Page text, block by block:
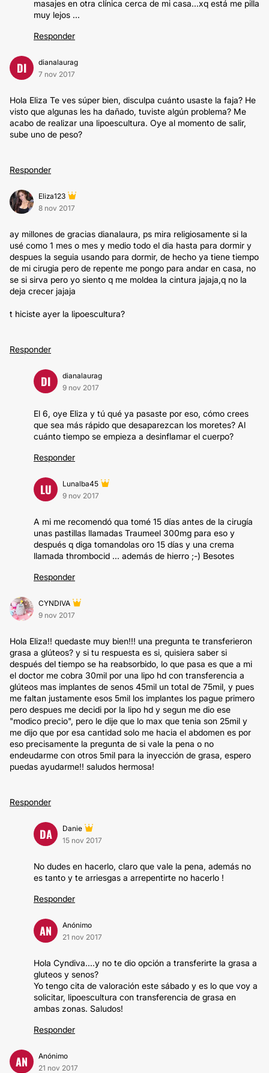
masajes en otra clínica cerca de mi casa...xq está me pilla
muy lejos ...
Responder
DI
dianalaurag
7 nov 2017
Hola Eliza Te ves súper bien, disculpa cuánto usaste la faja? He
visto que algunas les ha dañado, tuviste algún problema? Me
acabo de realizar una lipoescultura. Oye al momento de salir,
sube uno de peso?
Responder
Eliza123
8 nov 2017
ay millones de gracias dianalaura, ps mira religiosamente si la
usé como 1 mes o mes y medio todo el dia hasta para dormir y
despues la seguia usando para dormir, de hecho ya tiene tiempo
de mi cirugia pero de repente me pongo para andar en casa, no
se si sirva pero yo siento q me moldea la cintura jajaja,q no la
deja crecer jajaja
t hiciste ayer la lipoescultura?
Responder
DI
dianalaurag
9 nov 2017
El 6, oye Eliza y tú qué ya pasaste por eso, cómo crees
que sea más rápido que desaparezcan los moretes? Al
cuánto tiempo se empieza a desinflamar el cuerpo?
Responder
LU
Lunalba45
9 nov 2017
A mi me recomendó qua tomé 15 días antes de la cirugía
unas pastillas llamadas Traumeel 300mg para eso y
después q diga tomandolas oro 15 días y una crema
llamada thrombocid ... además de hierro ;-) Besotes
Responder
CYNDIVA
9 nov 2017
Hola Eliza!! quedaste muy bien!!! una pregunta te transferieron
grasa a glúteos? y si tu respuesta es si, quisiera saber si
después del tiempo se ha reabsorbido, lo que pasa es que a mi
el doctor me cobra 30mil por una lipo hd con transferencia a
glúteos mas implantes de senos 45mil un total de 75mil, y pues
me faltan justamente esos 5mil los implantes los pague primero
pero despues me decidi por la lipo hd y segun me dio ese
"modico precio", pero le dije que lo max que tenia son 25mil y
me dijo que por esa cantidad solo me hacia el abdomen es por
eso precisamente la pregunta de si vale la pena o no
endeudarme con otros 5mil para la inyección de grasa, espero
puedas ayudarme!! saludos hermosa!
Responder
DA
Danie
15 nov 2017
No dudes en hacerlo, claro que vale la pena, además no
es tanto y te arriesgas a arrepentirte no hacerlo !
Responder
AN
Anónimo
21 nov 2017
Hola Cyndiva....y no te dio opción a transferirte la grasa a
gluteos y senos?
Yo tengo cita de valoración este sábado y es lo que voy a
solicitar, lipoescultura con transferencia de grasa en
ambas zonas. Saludos!
Responder
AN
Anónimo
21 nov 2017